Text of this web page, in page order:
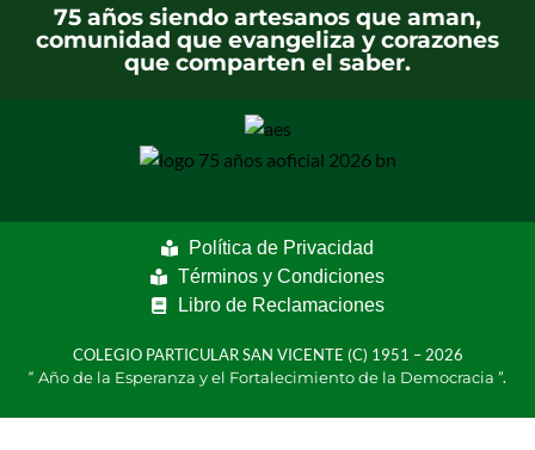
75 años siendo artesanos que aman,
comunidad que evangeliza y corazones
que comparten el saber.
Política de Privacidad
Términos y Condiciones
Libro de Reclamaciones
COLEGIO PARTICULAR SAN VICENTE (C) 1951 – 2026
“ Año de la Esperanza y el Fortalecimiento de la Democracia ”.